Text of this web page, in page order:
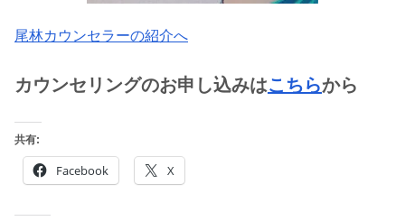
尾林カウンセラーの紹介へ
カウンセリングのお申し込みはこちらから
共有:
Facebook X